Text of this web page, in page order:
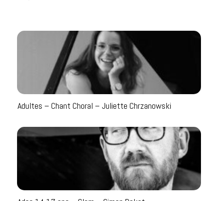
Adultes – Chant Choral – Juliette Chrzanowski